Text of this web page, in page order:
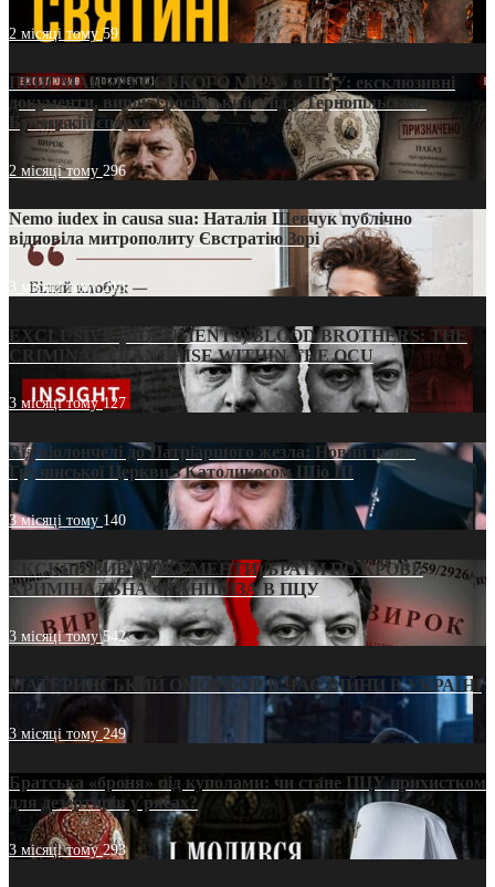
2 місяці тому59
ПРИСМАК «РУССЬКОГО МІРА» в ПЦУ: ексклюзивні
документи, вирок і російський слід у Тернопільсько-
Бучацькій єпархії
2 місяці тому 296
Nemo iudex in causa sua: Наталія Шевчук публічно
відповіла митрополиту Євстратію Зорі
3 місяці тому213
EXCLUSIVE (DOCUMENTS)/BLOOD BROTHERS: THE
CRIMINAL FRANCHISE WITHIN THE OCU
3 місяці тому127
Від віолончелі до Патріаршого жезла: Новий шлях
Грузинської Церкви з Католикосом Шіо III
3 місяці тому 140
ЕКСКЛЮЗИВ (ДОКУМЕНТИ)/БРАТИ ПО КРОВІ:
КРИМІНАЛЬНА ФРАНШИЗА В ПЦУ
3 місяці тому542
МАТЕРИНСЬКИЙ ОМОРФОР В ЧАС ВІЙНИ В УКРАЇНІ
3 місяці тому249
Братська «броня» під куполами: чи стане ПЦУ прихистком
для дезертирів у рясах?
3 місяці тому293